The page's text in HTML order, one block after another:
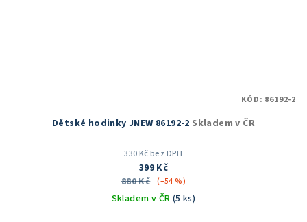
Dětské hodinky JNEW 86192-2 Skladem v ČR
330 Kč bez DPH
399 Kč
880 Kč (–54 %)
Skladem v ČR (5 ks)
KÓD: 86192-2